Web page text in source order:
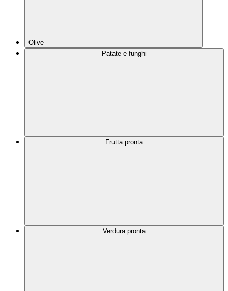
Olive
Patate e funghi
Frutta pronta
Verdura pronta